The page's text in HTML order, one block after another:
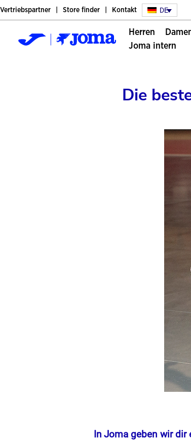
Vertriebspartner Store finder Kontakt DE
herren
joma intern
Die
In Joma geben wir